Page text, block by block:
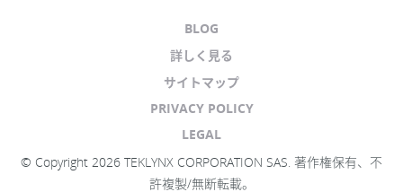
© Copyright 2026 TEKLYNX CORPORATION SAS. 著作権保有、不
許複製/無断転載。
BLOG
詳しく見る
サイトマップ
PRIVACY POLICY
LEGAL